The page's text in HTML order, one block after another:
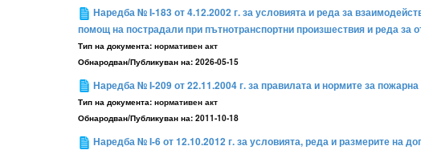
Наредба № I-183 от 4.12.2002 г. за условията и реда за
помощ на пострадали при пътнотранспортни произшествия и реда за
Тип на документа: нормативен акт
Обнародван/Публикуван на: 2026-05-15
Наредба № I-209 от 22.11.2004 г. за правилата и нормите за
Тип на документа: нормативен акт
Обнародван/Публикуван на: 2011-10-18
Наредба № I-6 от 12.10.2012 г. за условията, реда и размерите на